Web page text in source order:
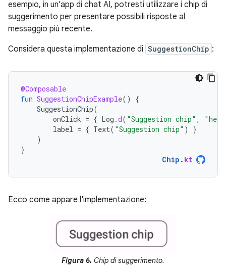
esempio, in un'app di chat AI, potresti utilizzare i chip di
suggerimento per presentare possibili risposte al
messaggio più recente.
Considera questa implementazione di SuggestionChip :
@Composable
fun SuggestionChipExample()
{
SuggestionChip(
onClick = { Log .d( "Suggestion chip" ,
label = { Text( "Suggestion chip" )
}
)
}
Chip . kt
Ecco come appare l'implementazione:
Figura 6. Chip di suggerimento.